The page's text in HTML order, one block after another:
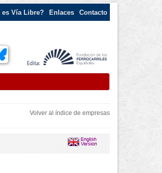
es Vía Libre? Enlaces Contacto
Volver al índice de empresas